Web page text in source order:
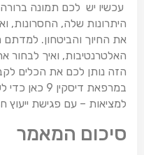
עכשיו יש לכם תמונה ברורה
היתרונות שלה, החסרונות,
את החיוך והביטחון.
האלטרנטיבות, ואיך לבחור
הזה נותן לכם את הכלים
במרפאת
למציאות – עם פגישת
סיכום המאמר